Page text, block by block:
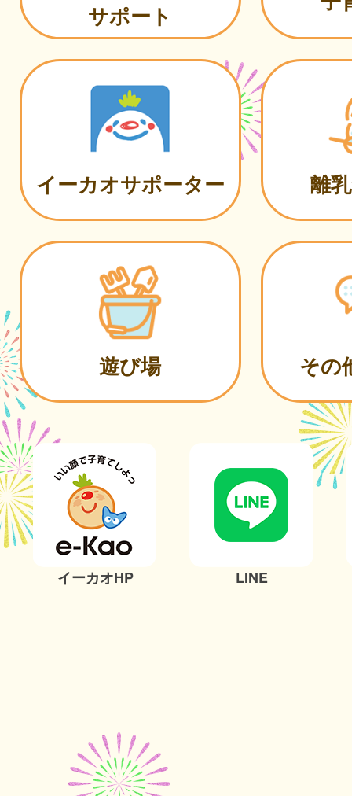
サポート
イーカオサポーター 離
遊び場 その
イーカオHP LINE